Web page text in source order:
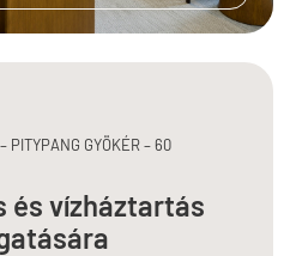
PITYPANG GYÖKÉR – 60
és vízháztartás